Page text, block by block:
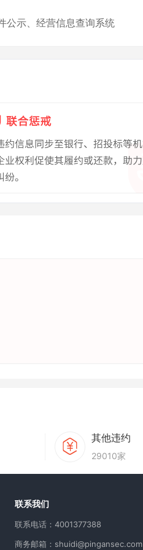
公示、经营信息查询系统
其他违约
29010家
联系我们
联系电话：4001377388
商务邮箱：shuidi@pingansec.com